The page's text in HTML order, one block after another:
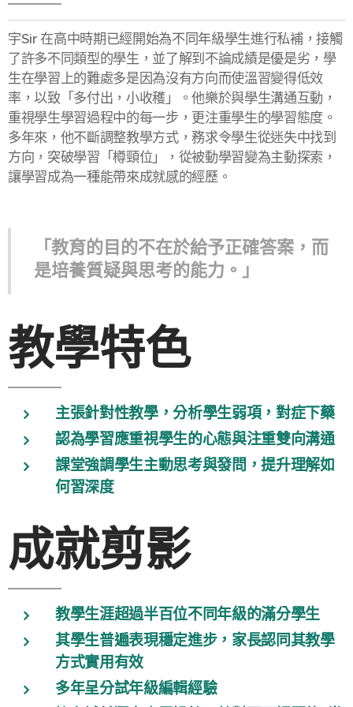
宇Sir 在高中時期已經開始為不同年級學生進行私補，接觸
了許多不同類型的學生，並了解到不論成績是優是劣，學
生在學習上的難處多是因為沒有方向而使溫習變得低效
率，以致「多付出，小收穫」。他樂於與學生溝通互動，
重視學生學習過程中的每一步，更注重學生的學習態度。
多年來，他不斷調整教學方式，務求令學生從迷失中找到
方向，突破學習「樽頸位」，從被動學習變為主動探索，
讓學習成為一種能帶來成就感的經歷。
「教育的目的不在於給予正確答案，而
是培養質疑與思考的能力。」
教學特色
主張針對性教學，分析學生弱項，對症下藥
認為學習應重視學生的心態與注重雙向溝通
課堂強調學生主動思考與發問，提升理解如
何習深度
成就剪影
教學生涯超過半百位不同年級的滿分學生
其學生普遍表現穩定進步，家長認同其教學
方式實用有效
多年呈分試年級編輯經驗